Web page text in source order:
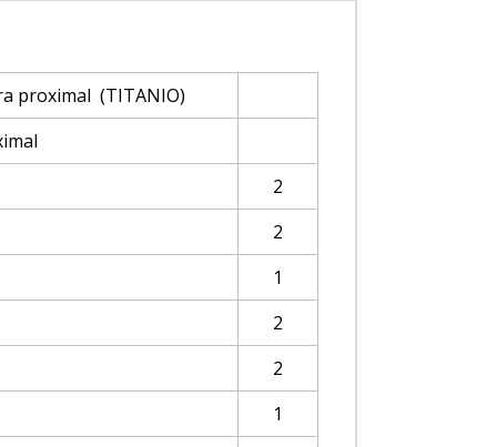
proximal (TITANIO)
2
2
1
2
2
1